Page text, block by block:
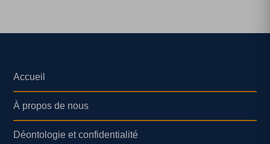
Accueil
À propos de nous
Déontologie et confidentialité